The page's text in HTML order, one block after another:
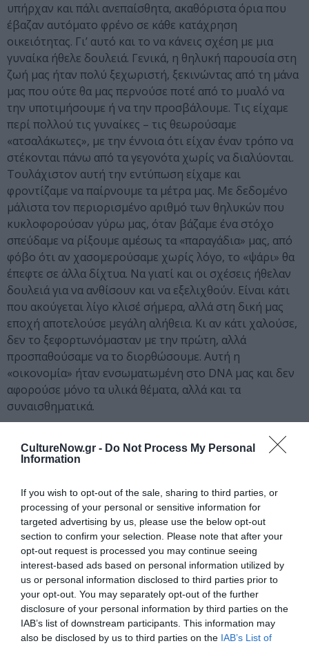
CultureNow.gr - Do Not Process My Personal
Information
If you wish to opt-out of the sale, sharing to third parties, or
processing of your personal or sensitive information for
targeted advertising by us, please use the below opt-out
section to confirm your selection. Please note that after your
opt-out request is processed you may continue seeing
interest-based ads based on personal information utilized by
us or personal information disclosed to third parties prior to
your opt-out. You may separately opt-out of the further
disclosure of your personal information by third parties on the
IAB’s list of downstream participants. This information may
also be disclosed by us to third parties on the IAB’s List of
υπήρχαν και πάλι ανεπαίσθητα, ακαθόριστα όρια που
έβαζαν αυτόματο φρένο σε κάθε κατάχρηση
οικειότητας. Γι’ αυτό και το να κάνεις σχέση με μια
γυναίκα ήθελε δουλειά. Γενικά, η θηλυκή παρουσία στη
ζωή μας ήταν πολύ ξεχωριστή, ξεκινώντας από τη μάνα
μας που ούτε θα μας περνούσε ποτέ από το μυαλό να
την υποτιμήσουμε ή να την προσβάλουμε. Τις είχαμε
περί πολλού τις γυναίκες – τις θεωρούσαμε
«ατσαλάκωτες», με την έννοια ότι είχαν έναν τρόπο να
στέκονται πάνω από τα γεγονότα χωρίς να διαλύονται.
Τουλάχιστον αυτή την εντύπωση είχαμε και
φροντίζαμε να παίρνουμε τα μέτρα μας. Με δεδομένο
μάλιστα τον περιορισμένο αριθμό των θηλυκών που
κυκλοφορούσαν γύρω μας, όταν βάζαμε ένα στόχο
σπεύδαμε να ρίξουμε αμέσως τα «παραγάδια» μας, από
φόβο ότι αν χασομερούσαμε χωρίς λόγο, το «ψάρι» θα
έπεφτε σε άλλα δίχτυα. Να γιατί και οι σχέσεις ήθελαν
δουλειά για να ανθίσουν και να εξελιχθούν. Είναι κάτι
που ακούγεται λίγο κλισέ σήμερα, αλλά στη δική μας
εποχή αποτελούσε μεγάλη αλήθεια. Κι αν κάτι χαλούσε,
δεν το ξεφορτωνόμασταν με την πρώτη, αλλά
προσπαθούσαμε να το διορθώσουμε. Αυτή η
«οικονομία» ήταν ενσωματωμένη στο DNA μας και δεν
αφορούσε μόνο τα υλικά θέματα, αλλά και τα
συναισθηματικά.
Απόστολος Αλλαμανής – Πληροφορίες
για τον συγγραφέα
όπου και σπούδασε, αρχικά στο Κολλέγιο Αθηνών, μετά
στο Εθνικό Μετσόβιο Πολυτεχνείο στη Σχολή
Πολιτικών Μηχανικών και τέλος μεταπτυχιακό στο
Οικονομικό Πανεπιστήμιο.
Επί σειρά ετών ασχολήθηκε με τα κοινά συμμετέχοντας
στα Διοικητικά Συμβούλια του Συνδέσμου Ελληνικών
Βιομηχανιών, του Ελληνοαμερικανικού Εμπορικού
Επιμελητηρίου, της Λέσχης Επιχειρηματικότητος, του
Board of Trustees και του Συλλόγου Αποφοίτων του